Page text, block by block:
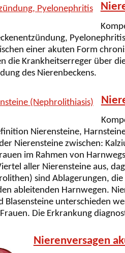
einer akuten Form
die Krankheitserreger über
des Nierenbeckens.
Nierensteine,
Nierensteine zwischen:
im Rahmen von
aller Nierensteine aus,
sind Ablagerungen,
ableitenden Harnwegen.
Blasensteine unterschieden
Die Erkrankung
Nierenversagen